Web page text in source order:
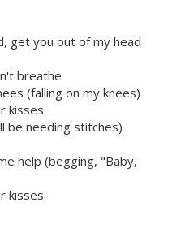
get you out of my head
breathe
(falling on my knees)
kisses
be needing stitches)
help (begging, "Baby,
kisses